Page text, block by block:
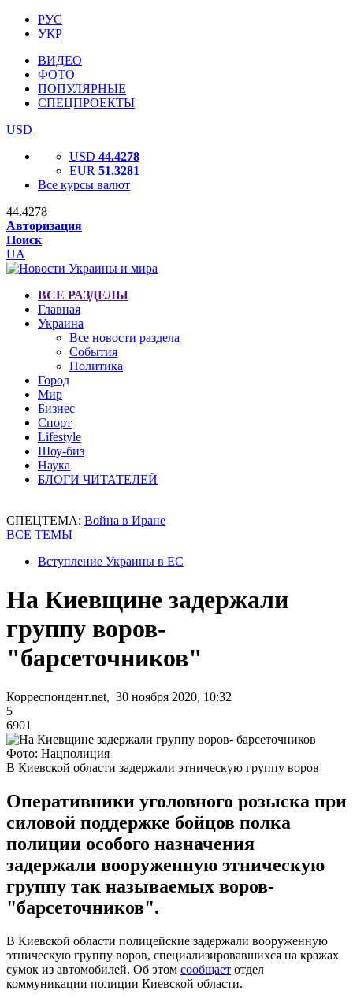
РУС
УКР
ВИДЕО
ФОТО
ПОПУЛЯРНЫЕ
СПЕЦПРОЕКТЫ
USD
USD 44.4278
EUR 51.3281
Все курсы валют
44.4278
Авторизация
Поиск
UA
ВСЕ РАЗДЕЛЫ
Главная
Украина
Все новости раздела
События
Политика
Город
Мир
Бизнес
Спорт
Lifestyle
Шоу-биз
Наука
БЛОГИ ЧИТАТЕЛЕЙ
СПЕЦТЕМА: Война в Иране
ВСЕ ТЕМЫ
Вступление Украины в ЕС
На Киевщине задержали
группу воров-
"барсеточников"
Корреспондент.net, 30 ноября 2020, 10:32
5
6901
Фото: Нацполиция
В Киевской области задержали этническую группу воров
Оперативники уголовного розыска при
силовой поддержке бойцов полка
полиции особого назначения
задержали вооруженную этническую
группу так называемых воров-
"барсеточников".
В Киевской области полицейские задержали вооруженную
этническую группу воров, специализировавшихся на кражах
сумок из автомобилей. Об этом сообщает отдел
коммуникации полиции Киевской области.